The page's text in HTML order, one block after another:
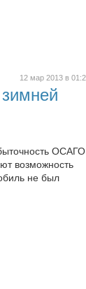
12 мар 2013 в
возможность
не был